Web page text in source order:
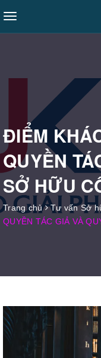
Toggle
navigation
ĐIỂM
QUYỀN
SỞ HỮU
Trang chủ Tư vấn Sở
QUYỀN TÁC GIẢ VÀ